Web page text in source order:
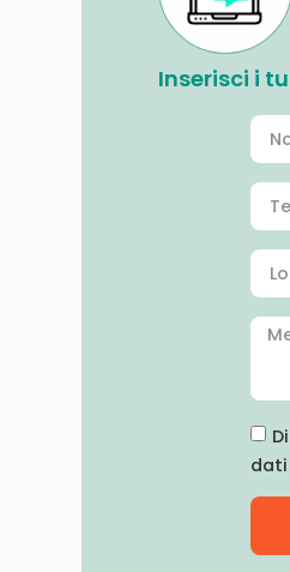
Inserisci i